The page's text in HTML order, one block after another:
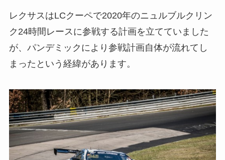
レクサスはLCクーペで2020年のニュルブルクリン
ク24時間レースに参戦する計画を立てていました
が、パンデミックにより参戦計画自体が流れてし
まったという経緯があります。